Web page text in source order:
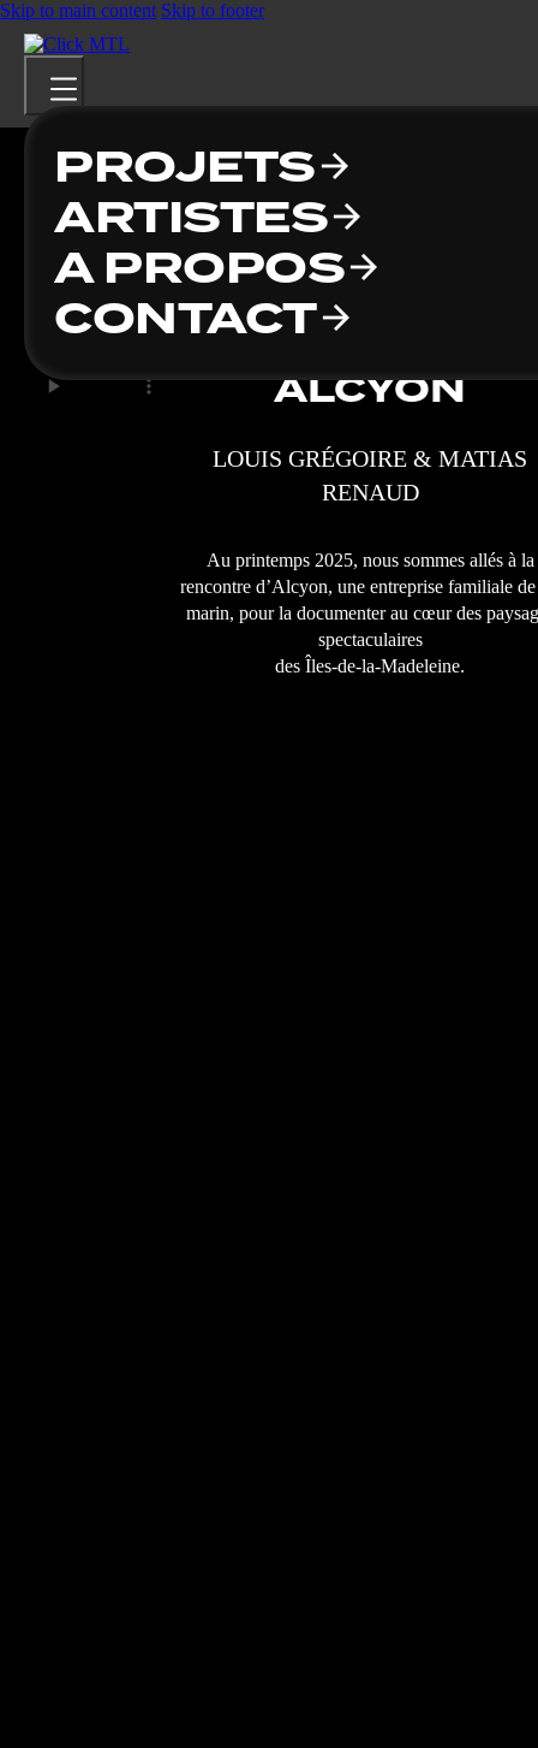
Skip to main content Skip to footer
PROJETS
ARTISTES
À PROPOS
CONTACT
ALCYON
LOUIS GRÉGOIRE & MATIAS
RENAUD
Au printemps 2025, nous sommes allés à la
rencontre d’Alcyon, une entreprise familiale de
marin, pour la documenter au cœur des
spectaculaires
des Îles-de-la-Madeleine.